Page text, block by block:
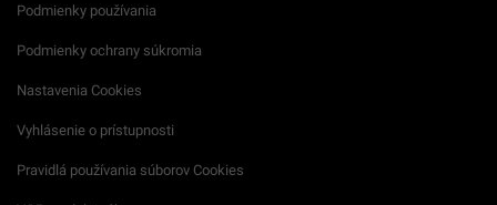
Podmienky používania
Podmienky ochrany súkromia
Nastavenia Cookies
Vyhlásenie o prístupnosti
Pravidlá používania súborov Cookies